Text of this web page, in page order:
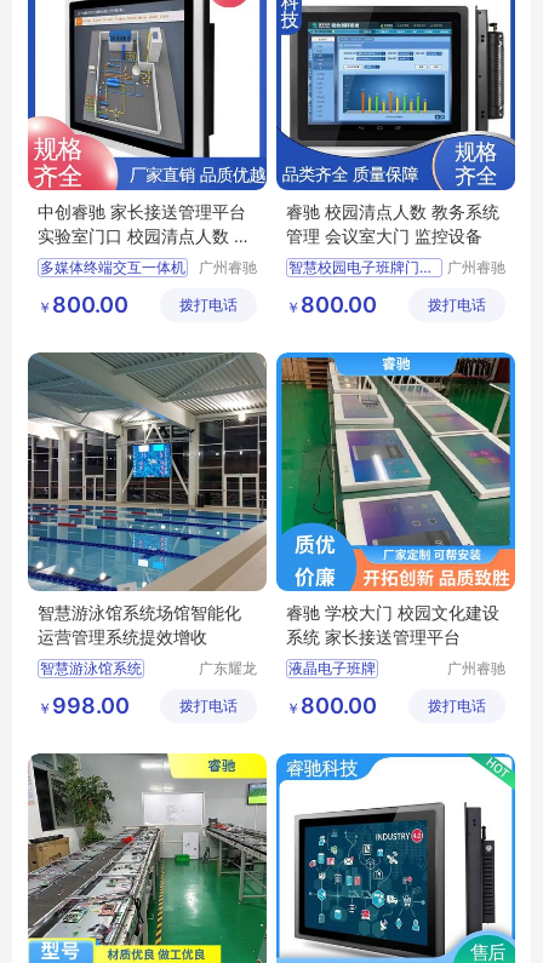
中创睿驰 家长接送管理平台
实验室门口 校园清点人数 触
摸屏软件签到
多媒体终端交互一体机
考勤统计电子班牌
智慧系统壁挂一体机
广州睿驰
公司
￥ 800.00 拨打电话
睿驰 校园清点人数 教务系统
管理 会议室大门 监控设备
智慧校园电子班牌门牌一体机
考勤统计电子班牌
教务系统管理
广州睿驰
公司
￥ 800.00 拨打电话
智慧游泳馆系统场馆智能化
运营管理系统提效增收
智慧游泳馆系统
游泳馆系统场馆智能化
场馆智能化运营管理系统
广东耀龙
有限公司
￥ 998.00 拨打电话
睿驰 学校大门 校园文化建设
系统 家长接送管理平台
液晶电子班牌
自助测温系统
多媒体终端交互一体机
广州睿驰
公司
￥ 800.00 拨打电话